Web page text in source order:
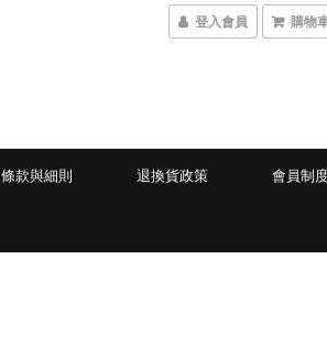
登入會員 購物
條款與細則 退換貨政策 會員制